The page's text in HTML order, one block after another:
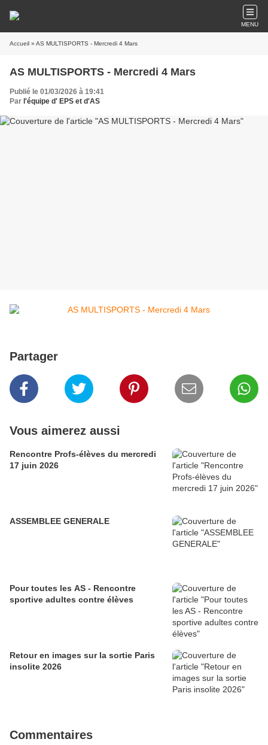
MENU
Accueil » AS MULTISPORTS - Mercredi 4 Mars
AS MULTISPORTS - Mercredi 4 Mars
Publié le 01/03/2026 à 19:41
Par l'équipe d' EPS et d'AS
Partager
Vous aimerez aussi
Rencontre Profs-élèves du mercredi
17 juin 2026
ASSEMBLEE GENERALE
Pour toutes les AS - Rencontre
sportive adultes contre élèves
Retour en images sur la sortie Paris
insolite 2026
Commentaires